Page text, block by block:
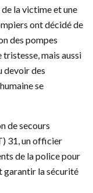
la victime et une
ont décidé de
des pompes
mais aussi
devoir des
se
de secours
31, un officier
de la police pour
garantir la sécurité